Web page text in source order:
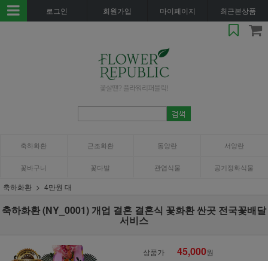
로그인 회원가입 마이페이지 최근본상품
축하화환 근조화환 동양란 서양란
꽃바구니 꽃다발 관엽식물 공기정화식물
축하화환 4만원 대
축하화환 (NY_0001) 개업 결혼 결혼식 꽃화환 싼곳 전국꽃배달
서비스
상품가 45,000원